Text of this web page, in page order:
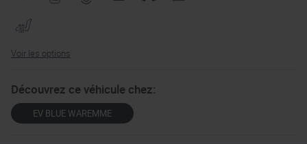
Voir les options
Découvrez ce véhicule chez:
EV BLUE WAREMME